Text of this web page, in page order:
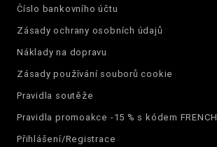
Číslo bankovního účtu
Zásady ochrany osobních údajů
Náklady na dopravu
Zásady používání souborů cookie
Pravidla soutěže
Pravidla promoakce -15 % s kódem FRENCH
Přihlášení/Registrace